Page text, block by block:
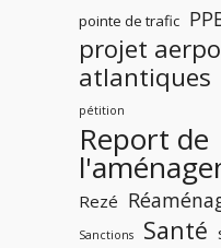
pointe de trafic
projet
atlantiques
pétition
Report de
Rezé
Sanctions Santé